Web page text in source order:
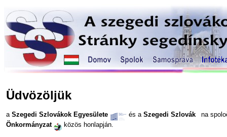
Üdvözöljük
a Szegedi Szlovákok Egyesülete és a Szegedi Szlovák
Önkormányzat
közös honlapján.
na